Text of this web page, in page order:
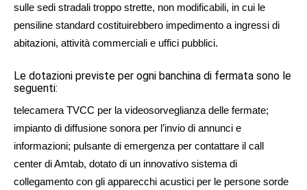
sulle sedi stradali troppo strette, non modificabili, in cui le
pensiline standard costituirebbero impedimento a ingressi di
abitazioni, attività commerciali e uffici pubblici.
Le dotazioni previste per ogni banchina di fermata sono le
seguenti:
telecamera TVCC per la videosorveglianza delle fermate;
impianto di diffusione sonora per l’invio di annunci e
informazioni; pulsante di emergenza per contattare il call
center di Amtab, dotato di un innovativo sistema di
collegamento con gli apparecchi acustici per le persone sorde